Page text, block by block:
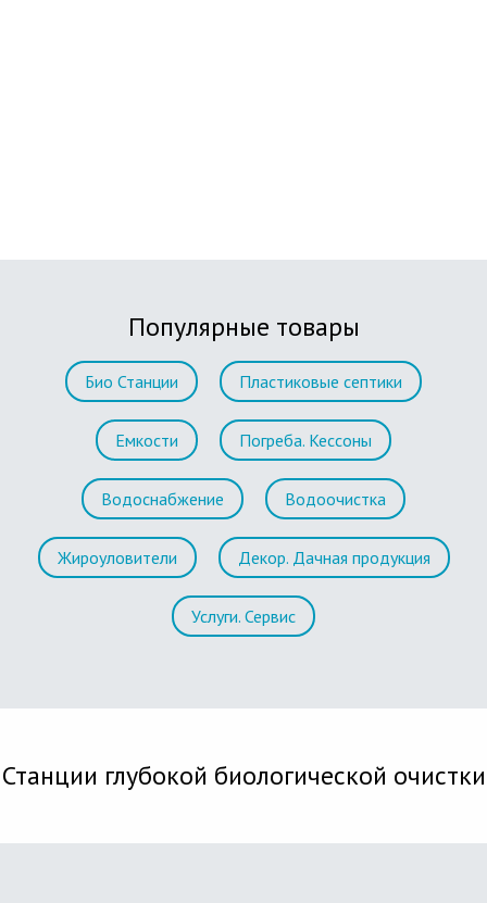
Популярные товары
Био Станции Пластиковые септики
Емкости Погреба. Кессоны
Водоснабжение Водоочистка
Жироуловители Декор. Дачная продукция
Услуги. Сервис
Станции глубокой биологической очистки